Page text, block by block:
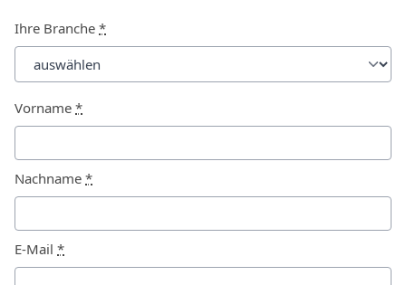
Ihre Branche *
Vorname *
Nachname *
E-Mail *